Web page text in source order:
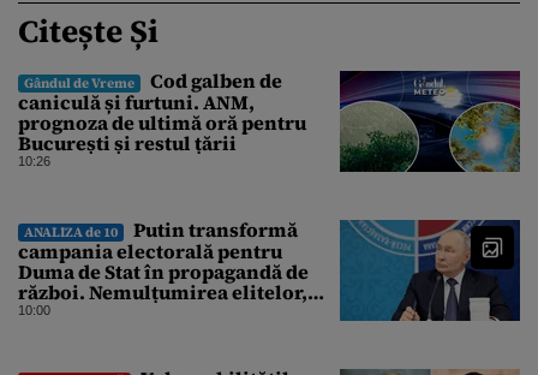
Citește Și
Gândul de Vreme
Cod galben de
caniculă și furtuni. ANM,
prognoza de ultimă oră pentru
București și restul țării
10:26
ANALIZA de 10
Putin transformă
campania electorală pentru
Duma de Stat în propagandă de
război. Nemulțumirea elitelor,
tratată cu indiferență la Kremlin
10:00